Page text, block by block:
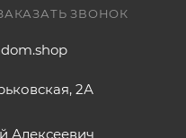
ЗВОНОК
2А
Алексеевич